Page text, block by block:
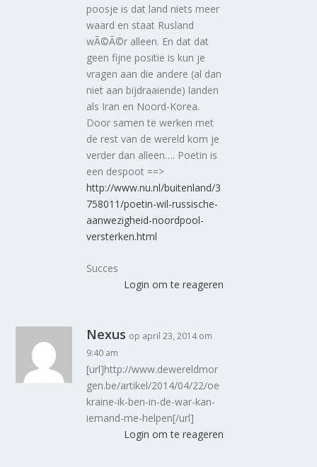
poosje is dat land niets meer
waard en staat Rusland
wÃ©Ã©r alleen. En dat dat
geen fijne positie is kun je
vragen aan die andere (al dan
niet aan bijdraaiende) landen
als Iran en Noord-Korea.
Door samen te werken met
de rest van de wereld kom je
verder dan alleen…. Poetin is
een despoot ==>
http://www.nu.nl/buitenland/3
758011/poetin-wil-russische-
aanwezigheid-noordpool-
versterken.html
Succes
Login om te reageren
Nexus op april 23, 2014 om
9:40 am
[url]http://www.dewereldmor
gen.be/artikel/2014/04/22/oe
kraine-ik-ben-in-de-war-kan-
iemand-me-helpen[/url]
Login om te reageren